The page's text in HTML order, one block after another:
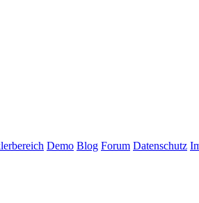
Demo Blog Forum Datenschutz